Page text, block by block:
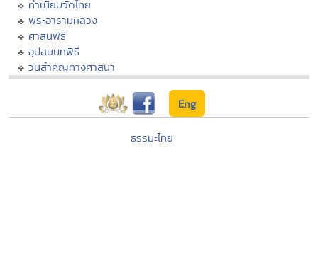
ทำเนียบวัดไทย
พระอารามหลวง
ศาสนพิธี
อุปสมบทพิธี
วันสำคัญทางศาสนา
Eng
ธรรมะไทย